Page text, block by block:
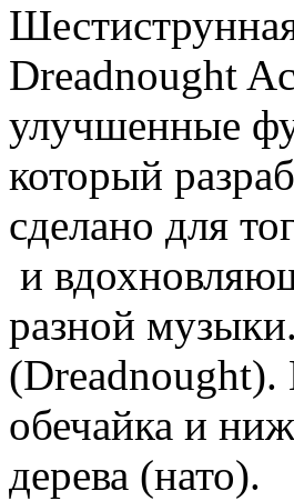
Dreadnought
улучшенные
который
сделано для
и
разной
(Dreadnought).
обечайка и
дерева (нато).